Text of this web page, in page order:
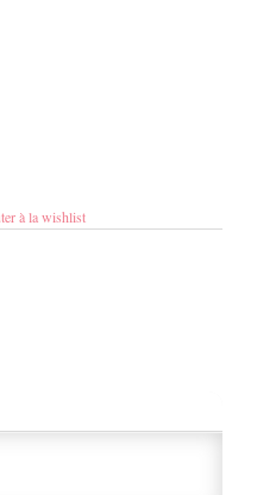
à la wishlist